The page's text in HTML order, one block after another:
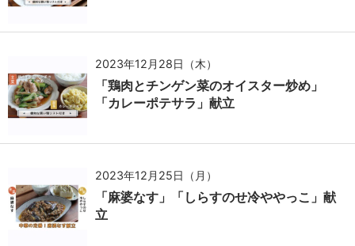
2023年12月28日（木）
「鶏肉とチンゲン菜のオイスター炒め」
「カレーポテサラ」献立
2023年12月25日（月）
「麻婆なす」「しらすのせ冷ややっこ」献
立